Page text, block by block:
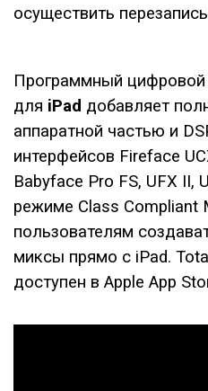
осуществить
Программный
для iPad добавляет
аппаратной частью и
интерфейсов Fireface
Babyface Pro FS, UFX II,
режиме Class Compliant
пользователям
миксы прямо с iPad.
доступен в Apple App